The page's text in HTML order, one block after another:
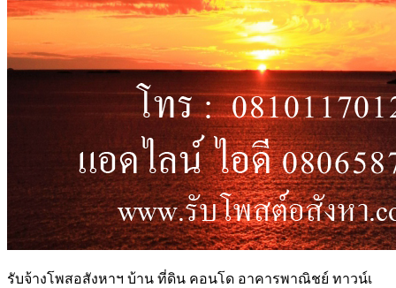
รับจ้างโพสอสังหาฯ บ้าน ที่ดิน คอนโด อาคารพาณิชย์ ทาวน์เ